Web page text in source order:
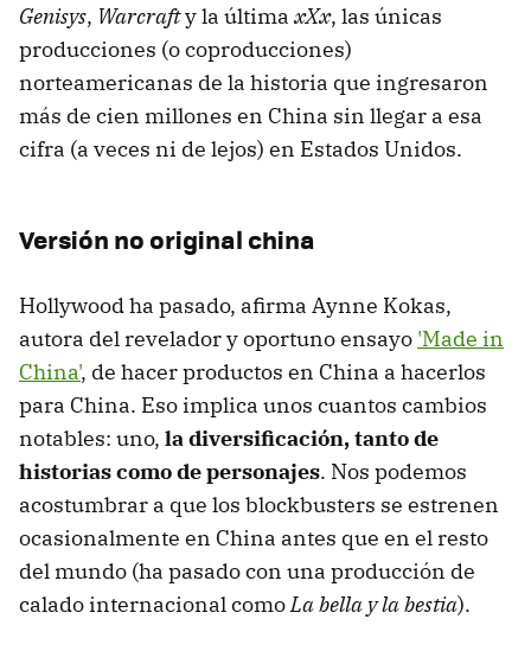
Genisys, Warcrafty la última xXx, las únicas
producciones (o coproducciones)
norteamericanas de la historia que ingresaron
más de cien millones en China sin llegar a esa
cifra (a veces ni de lejos) en Estados Unidos.
Versión no original china
Hollywood ha pasado, afirma Aynne Kokas,
autora del revelador y oportuno ensayo 'Made in
China', de hacer productos en China a hacerlos
para China. Eso implica unos cuantos cambios
notables: uno, la diversificación, tanto de
historias como de personajes. Nos podemos
acostumbrar a que los blockbusters se estrenen
ocasionalmente en China antes que en el resto
del mundo (ha pasado con una producción de
calado internacional comoLa bella y la bestia).